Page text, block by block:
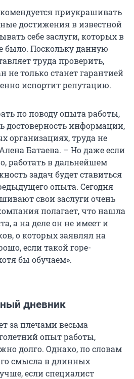
приукрашивать
достижения в известной
себе заслуги, которых в
было. Поскольку данную
труда проверить,
не только станет гарантией
испортит репутацию.
по поводу опыта работы,
достоверность информации,
организациях, труда не
Батаева. – Но даже если
работать в дальнейшем
задач будет ставиться
опыта. Сегодня
свои заслуги очень
полагает, что нашла
а на деле он не имеет и
о которых заявлял на
если такой горе-
бы обучаем».
дневник
за плечами весьма
опыт работы,
долго. Однако, по словам
смысла в длинных
если специалист